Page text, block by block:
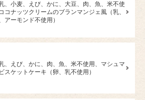
、小麦、えび、かに、大豆、肉、魚、米不使
コナッツクリームのブランマンジェ風（乳、
アーモンド不使用）
、えび、かに、肉、魚、米不使用、マシュマ
スケットケーキ（卵、乳不使用）